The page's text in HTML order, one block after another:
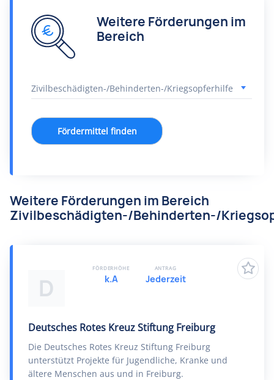
Weitere Förderungen im
Bereich
Fördermittel finden
Weitere Förderungen im Bereich
Zivilbeschädigten-/Behinderten-/
D
Deutsches Rotes Kreuz Stiftung Freiburg
Die Deutsches Rotes Kreuz Stiftung Freiburg
unterstützt Projekte für Jugendliche, Kranke und
ältere Menschen aus und in Freiburg.
FÖRDERHÖHE
k.A
ANTRAG
Jederzeit